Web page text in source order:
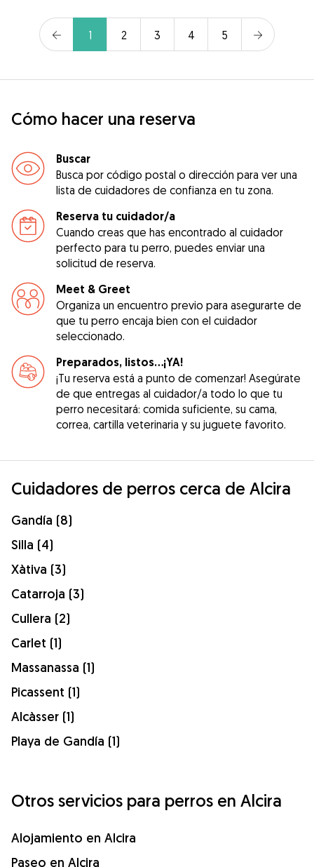
1 2 3 4 5
Cómo hacer una reserva
Buscar
Busca por código postal o dirección para ver una
lista de cuidadores de confianza en tu zona.
Reserva tu cuidador/a
Cuando creas que has encontrado al cuidador
perfecto para tu perro, puedes enviar una
solicitud de reserva.
Meet & Greet
Organiza un encuentro previo para asegurarte de
que tu perro encaja bien con el cuidador
seleccionado.
Preparados, listos...¡YA!
¡Tu reserva está a punto de comenzar! Asegúrate
de que entregas al cuidador/a todo lo que tu
perro necesitará: comida suficiente, su cama,
correa, cartilla veterinaria y su juguete favorito.
Cuidadores de perros cerca de Alcira
Gandía (8)
Silla (4)
Xàtiva (3)
Catarroja (3)
Cullera (2)
Carlet (1)
Massanassa (1)
Picassent (1)
Alcàsser (1)
Playa de Gandía (1)
Otros servicios para perros en Alcira
Alojamiento en Alcira
Paseo en Alcira